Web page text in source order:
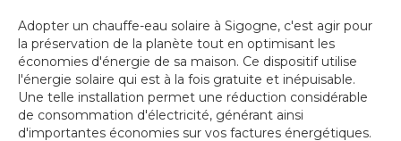
Adopter un chauffe-eau solaire à Sigogne, c'est agir pour
la préservation de la planète tout en optimisant les
économies d'énergie de sa maison. Ce dispositif utilise
l'énergie solaire qui est à la fois gratuite et inépuisable.
Une telle installation permet une réduction considérable
de consommation d'électricité, générant ainsi
d'importantes économies sur vos factures énergétiques.